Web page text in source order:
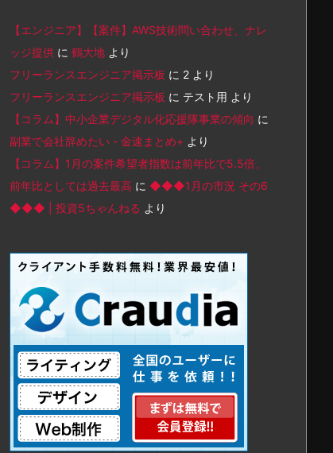
【エンジニア】【案件】AWS技術問い合わせ、ナレ
ッジ提供 に 鶴大地 より
フリーランスエンジニア掲示板 に 2 より
フリーランスエンジニア掲示板 に テスト用 より
【コラム】中小企業デジタル化応援隊事業の傾向 に
副業で会社辞めたい - 金速まとめ+ より
【コラム】1月の案件希望者指数は前年比で5.5倍、
前年比としては過去最高 に ◆◆◆1月の市況 その6
◆◆◆ | 投資5ちゃんねる より